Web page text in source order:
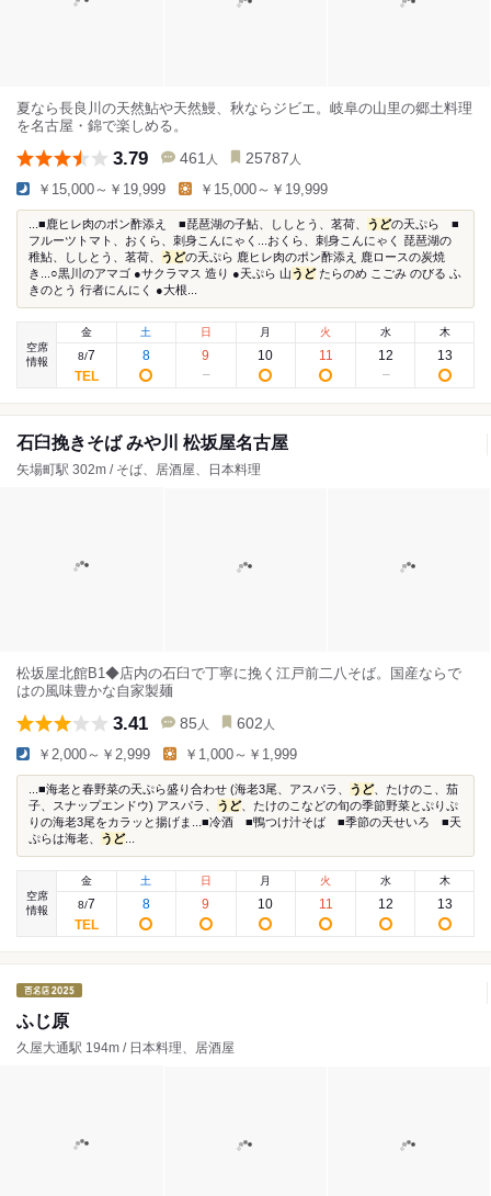
夏なら長良川の天然鮎や天然鰻、秋ならジビエ。岐阜の山里の郷土料理
を名古屋・錦で楽しめる。
3.79 461 人 25787 人
￥15,000～￥19,999 ￥15,000～￥19,999
...■鹿ヒレ肉のポン酢添え ■琵琶湖の子鮎、ししとう、茗荷、 うどの天ぷら ■
フルーツトマト、おくら、刺身こんにゃく...おくら、刺身こんにゃく 琵琶湖の
稚鮎、ししとう、茗荷、 うどの天ぷら 鹿ヒレ肉のポン酢添え 鹿ロースの炭焼
き...○黒川のアマゴ ●サクラマス 造り ●天ぷら 山うどたらのめ こごみ のびる ふ
きのとう 行者にんにく ●大根...
空席
情報
金
8/7
土
8
日
9
月
10
火
11
水
12
木
13
石臼挽きそば みや川 松坂屋名古屋
矢場町駅 302m / そば、居酒屋、日本料理
松坂屋北館B1◆店内の石臼で丁寧に挽く江戸前二八そば。国産ならで
はの風味豊かな自家製麺
3.41 85 人 602 人
￥2,000～￥2,999 ￥1,000～￥1,999
...■海老と春野菜の天ぷら盛り合わせ (海老3尾、アスパラ、 うど、たけのこ、茄
子、スナップエンドウ) アスパラ、 うど、たけのこなどの旬の季節野菜とぷりぷ
りの海老3尾をカラッと揚げま...■冷酒 ■鴨つけ汁そば ■季節の天せいろ ■天
ぷらは海老、 うど...
空席
情報
金
8/7
土
8
日
9
月
10
火
11
水
12
木
13
ふじ原
久屋大通駅 194m / 日本料理、居酒屋